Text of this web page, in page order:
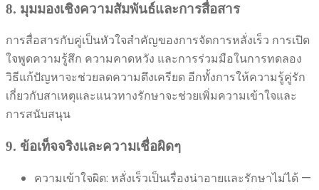
8. มุมมองเชิงความสัมพันธ์และการสื่อสาร
การสื่อสารกับคู่เป็นหัวใจสำคัญของการจัดการหลั่งเร็ว การเปิด
ใจพูดความรู้สึก ความคาดหวัง และการร่วมมือในการทดลอง
วิธีแก้ปัญหาจะช่วยลดความตึงเครียด อีกทั้งการให้ความรู้คู่รัก
เกี่ยวกับสาเหตุและแนวทางรักษาจะช่วยเพิ่มความเข้าใจและ
การสนับสนุน
9. ข้อเท็จจริงและความเชื่อผิดๆ
ความเข้าใจผิด: หลั่งเร็วเป็นเรื่องน่าอายและรักษาไม่ได้ —